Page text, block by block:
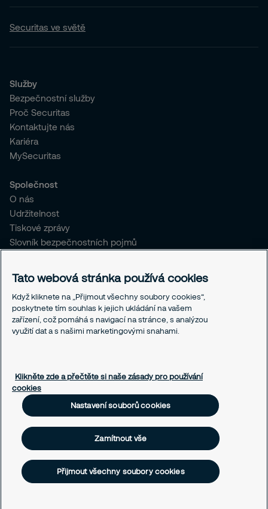
Securitas ve světě
Služby
Bezpečnostní služby
Proč Securitas
Kontaktujte nás
Kariéra
MySecuritas
Společnost
O nás
Udržitelnost
Tiskové zprávy
Slovník bezpečnostních pojmů
Právní informace
Ochrana osobních údajů
Obchodní podmínky
Linka integrity
© SECURITAS ČR s.r.o., 2026
Tato webová stránka používá cookies
Když kliknete na „Přijmout všechny soubory cookies“,
poskytnete tím souhlas k jejich ukládání na vašem
zařízení, což pomáhá s navigací na stránce, s analýzou
využití dat a s našimi marketingovými snahami.
Klikněte zde a přečtěte si naše zásady pro používání
cookies
Nastavení souborů cookies
Zamítnout vše
Přijmout všechny soubory cookies